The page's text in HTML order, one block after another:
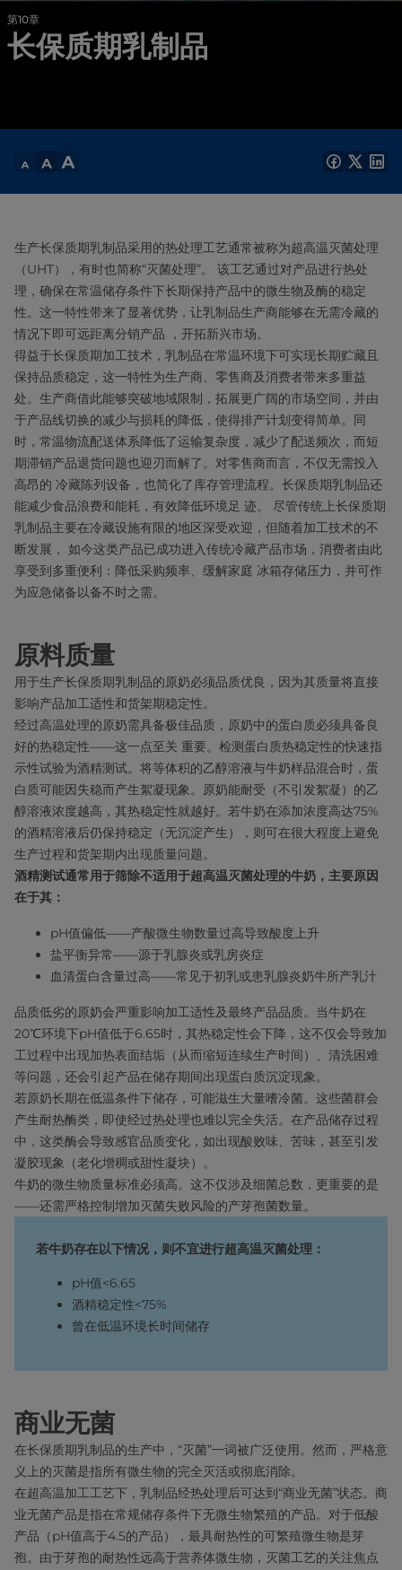
第10章
长保质期乳制品
生产长保质期乳制品采用的热处理工艺通常被称为超高温灭菌处理
（UHT），有时也简称“灭菌处理”。 该工艺通过对产品进行热处
理，确保在常温储存条件下长期保持产品中的微生物及酶的稳定
性。这一特性带来了显著优势，让乳制品生产商能够在无需冷藏的
情况下即可远距离分销产品 ，开拓新兴市场。
得益于长保质期加工技术，乳制品在常温环境下可实现长期贮藏且
保持品质稳定，这一特性为生产商、零售商及消费者带来多重益
处。生产商借此能够突破地域限制，拓展更广阔的市场空间，并由
于产品线切换的减少与损耗的降低，使得排产计划变得简单。同
时，常温物流配送体系降低了运输复杂度，减少了配送频次，而短
期滞销产品退货问题也迎刃而解了。对零售商而言，不仅无需投入
高昂的 冷藏陈列设备，也简化了库存管理流程。长保质期乳制品还
能减少食品浪费和能耗，有效降低环境足 迹。 尽管传统上长保质期
乳制品主要在冷藏设施有限的地区深受欢迎，但随着加工技术的不
断发展， 如今这类产品已成功进入传统冷藏产品市场，消费者由此
享受到多重便利：降低采购频率、缓解家庭 冰箱存储压力，并可作
为应急储备以备不时之需。
原料质量
用于生产长保质期乳制品的原奶必须品质优良，因为其质量将直接
影响产品加工适性和货架期稳定性。
经过高温处理的原奶需具备极佳品质，原奶中的蛋白质必须具备良
好的热稳定性——这一点至关 重要。检测蛋白质热稳定性的快速指
示性试验为酒精测试。将等体积的乙醇溶液与牛奶样品混合时，蛋
白质可能因失稳而产生絮凝现象。原奶能耐受（不引发絮凝）的乙
醇溶液浓度越高，其热稳定性就越好。若牛奶在添加浓度高达75%
的酒精溶液后仍保持稳定（无沉淀产生），则可在很大程度上避免
生产过程和货架期内出现质量问题。
酒精测试通常用于筛除不适用于超高温灭菌处理的牛奶，主要原因
在于其：
pH值偏低——产酸微生物数量过高导致酸度上升
盐平衡异常——源于乳腺炎或乳房炎症
血清蛋白含量过高——常见于初乳或患乳腺炎奶牛所产乳汁
品质低劣的原奶会严重影响加工适性及最终产品品质。当牛奶在
20℃环境下pH值低于6.65时，其热稳定性会下降，这不仅会导致加
工过程中出现加热表面结垢（从而缩短连续生产时间）、清洗困难
等问题，还会引起产品在储存期间出现蛋白质沉淀现象。
若原奶长期在低温条件下储存，可能滋生大量嗜冷菌。这些菌群会
产生耐热酶类，即使经过热处理也难以完全失活。在产品储存过程
中，这类酶会导致感官品质变化，如出现酸败味、苦味，甚至引发
凝胶现象（老化增稠或甜性凝块）。
牛奶的微生物质量标准必须高。这不仅涉及细菌总数，更重要的是
——还需严格控制增加灭菌失败风险的产芽孢菌数量。
若牛奶存在以下情况，则不宜进行超高温灭菌处理：
pH值<6.65
酒精稳定性<75%
曾在低温环境长时间储存
商业无菌
在长保质期乳制品的生产中，“灭菌”一词被广泛使用。然而，严格意
义上的灭菌是指所有微生物的完全灭活或彻底消除。
在超高温加工工艺下，乳制品经热处理后可达到“商业无菌”状态。商
业无菌产品是指在常规储存条件下无微生物繁殖的产品。对于低酸
产品（pH值高于4.5的产品），最具耐热性的可繁殖微生物是芽
孢。由于芽孢的耐热性远高于营养体微生物，灭菌工艺的关注焦点